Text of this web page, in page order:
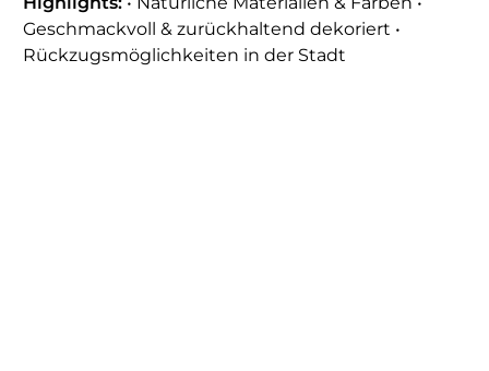
Geschmackvoll & zurückhaltend dekoriert •
Rückzugsmöglichkeiten in der Stadt